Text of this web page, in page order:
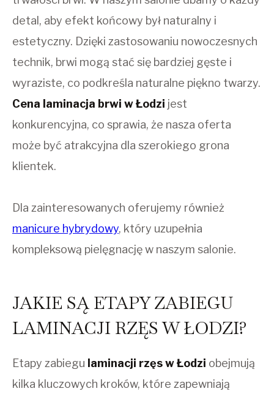
detal, aby efekt końcowy był naturalny i
estetyczny. Dzięki zastosowaniu nowoczesnych
technik, brwi mogą stać się bardziej gęste i
wyraziste, co podkreśla naturalne piękno twarzy.
Cena laminacja brwi w Łodzi jest
konkurencyjna, co sprawia, że nasza oferta
może być atrakcyjna dla szerokiego grona
klientek.
Dla zainteresowanych oferujemy również
manicure hybrydowy, który uzupełnia
kompleksową pielęgnację w naszym salonie.
JAKIE SĄ ETAPY ZABIEGU
LAMINACJI RZĘS W ŁODZI?
Etapy zabiegu laminacji rzęs w Łodzi obejmują
kilka kluczowych kroków, które zapewniają